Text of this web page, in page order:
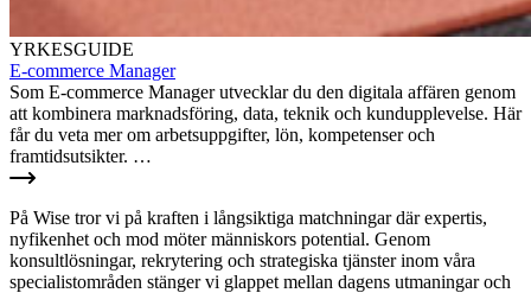
YRKESGUIDE
E-commerce Manager
Som E-commerce Manager utvecklar du den digitala affären genom
att kombinera marknadsföring, data, teknik och kundupplevelse. Här
får du veta mer om arbetsuppgifter, lön, kompetenser och
framtidsutsikter. …
På Wise tror vi på kraften i långsiktiga matchningar där expertis,
nyfikenhet och mod möter människors potential. Genom
konsultlösningar, rekrytering och strategiska tjänster inom våra
specialistområden stänger vi glappet mellan dagens utmaningar och